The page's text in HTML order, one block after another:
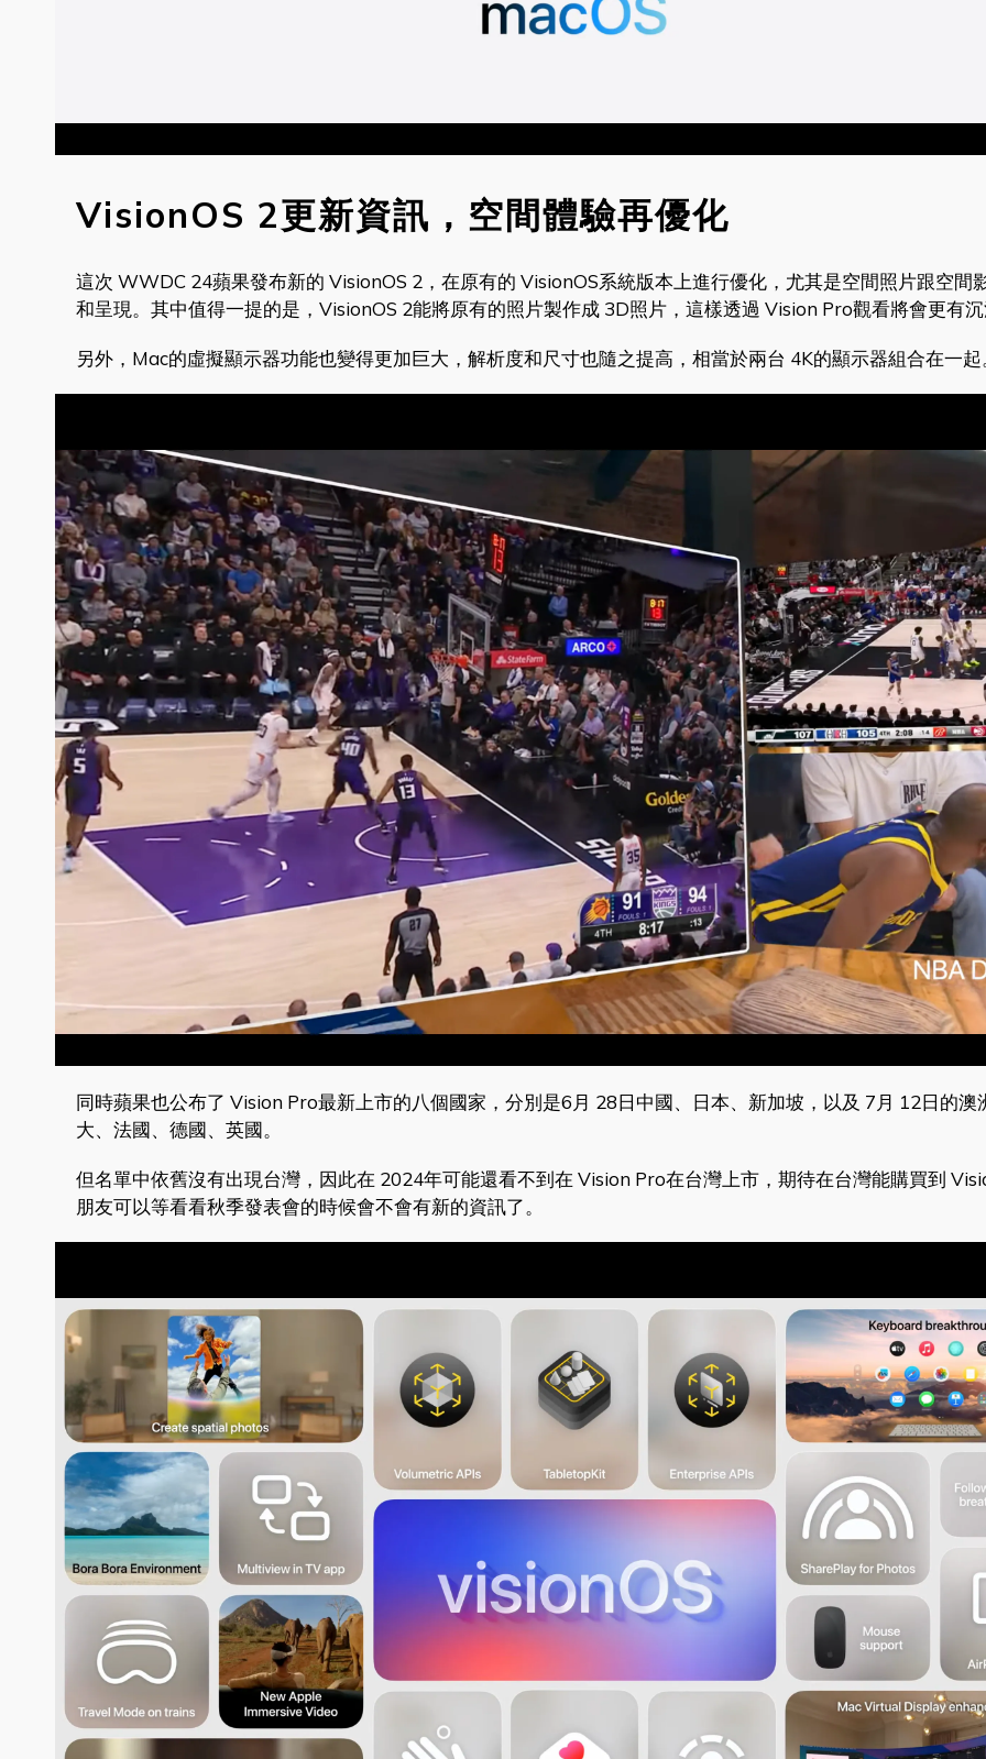
VisionOS 2更新資訊，空間體驗再優化
這次 WWDC 24蘋果發布新的 VisionOS 2，在原有的 VisionOS系統版本上進行優化，尤其是空間照片跟空間
和呈現。其中值得一提的是，VisionOS 2能將原有的照片製作成 3D照片，這樣透過 Vision Pro觀看將會更有沉
另外，Mac的虛擬顯示器功能也變得更加巨大，解析度和尺寸也隨之提高，相當於兩台 4K的顯示器組合在一起
同時蘋果也公布了 Vision Pro最新上市的八個國家，分別是6月 28日中國、日本、新加坡，以及 7月 12日的澳
大、法國、德國、英國。
但名單中依舊沒有出現台灣，因此在 2024年可能還看不到在 Vision Pro在台灣上市，期待在台灣能購買到
朋友可以等看看秋季發表會的時候會不會有新的資訊了。